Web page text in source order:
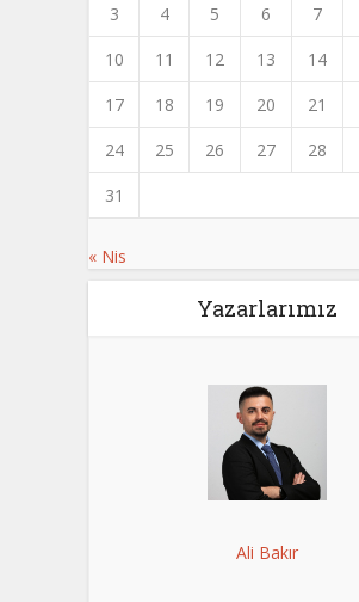
3
4 5 6 7
10
11 12 13 14
17
18 19 20 21
24
25 26 27 28
31
« Nis
Yazarlarımız
Ali Bakır